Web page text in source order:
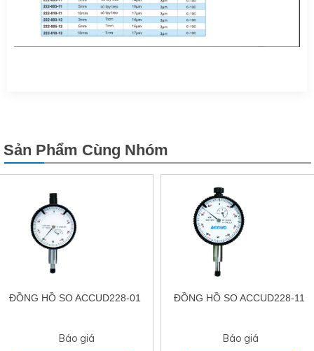
Sản Phẩm Cùng Nhóm
ĐỒNG HỒ SO ACCUD228-01
Báo giá
ĐỒNG HỒ SO ACCUD228-11
Báo giá